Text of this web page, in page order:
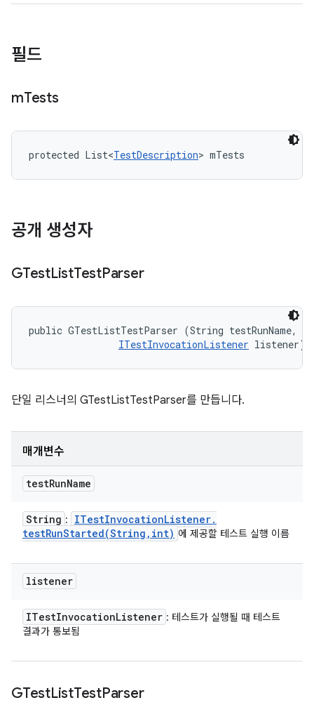
필드
mTests
protected List<TestDescription> mTests
공개 생성자
GTestListTestParser
public GTestListTestParser (String testRunName,
ITestInvocationListener listener)
단일 리스너의 GTestListTestParser를 만듭니다.
매개변수
testRunName
String : ITestInvocationListener.
testRunStarted(String , int) 에 제공할 테스트 실행 이름
listener
ITestInvocationListener : 테스트가 실행될 때 테스트
결과가 통보됨
GTestListTestParser